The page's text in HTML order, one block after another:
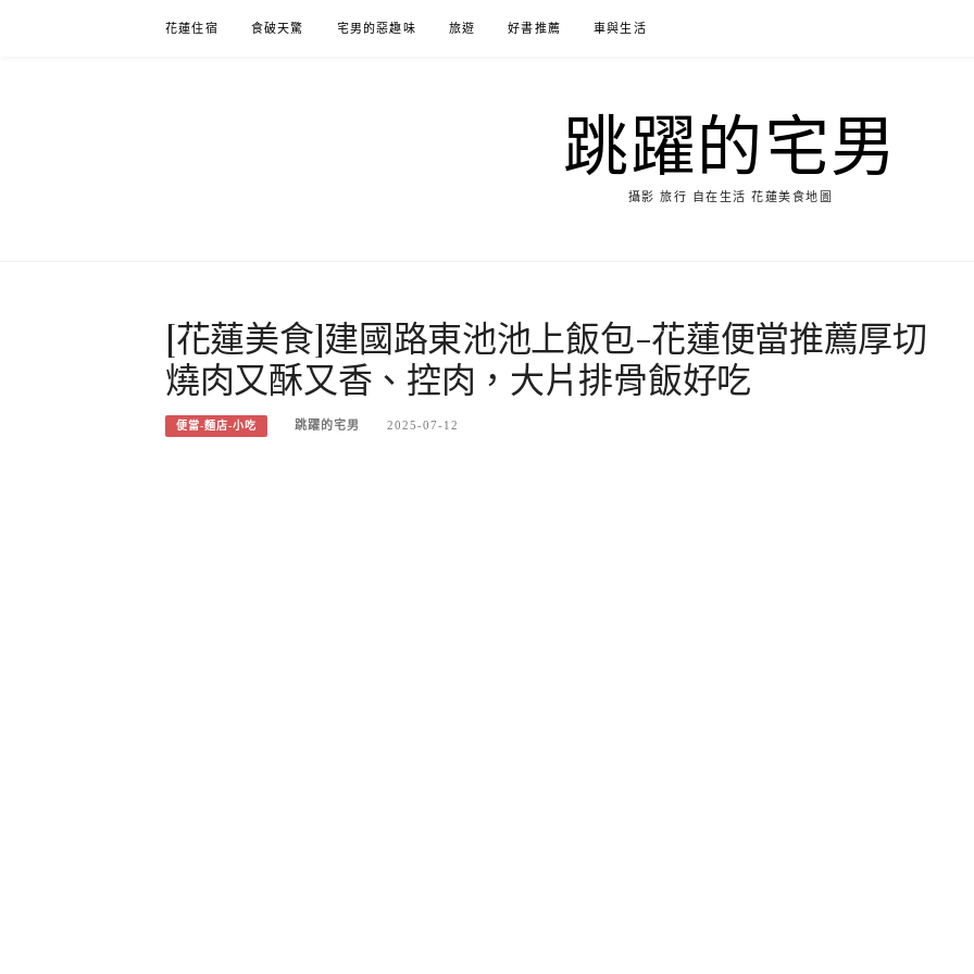
花蓮住宿 食破天驚 宅男的惡趣味 旅遊 好書推薦 車與生活
跳躍的宅男
攝影 旅行 自在生活 花蓮美食地圖
[花蓮美食]建國路東池池上飯包-花蓮便當推薦厚切
燒肉又酥又香、控肉，大片排骨飯好吃
便當-麵店-小吃 跳躍的宅男 2025-07-12